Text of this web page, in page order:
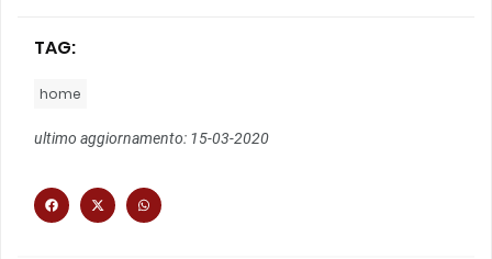
TAG:
home
ultimo aggiornamento: 15-03-2020